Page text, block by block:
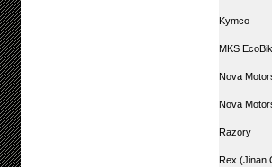
Kymco
MKS
Nova
Nova
Razory
Rex (Jinan